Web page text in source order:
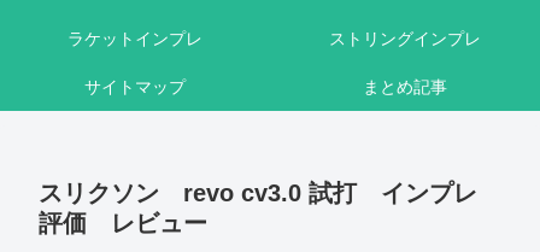
ラケットインプレ ストリングインプレ
サイトマップ まとめ記事
スリクソン revo cv3.0 試打 インプレ
評価 レビュー